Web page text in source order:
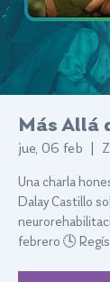
Más Allá
jue, 06 feb
Una charla
Dalay Castillo
febrero 🕓